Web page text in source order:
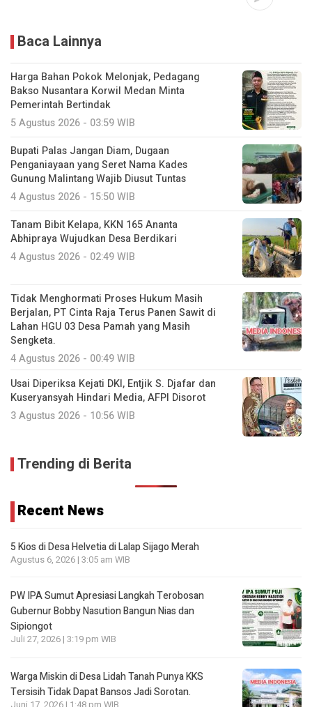
Baca Lainnya
Harga Bahan Pokok Melonjak, Pedagang
Bakso Nusantara Korwil Medan Minta
Pemerintah Bertindak
5 Agustus 2026 - 03:59 WIB
Bupati Palas Jangan Diam, Dugaan
Penganiayaan yang Seret Nama Kades
Gunung Malintang Wajib Diusut Tuntas
4 Agustus 2026 - 15:50 WIB
Tanam Bibit Kelapa, KKN 165 Ananta
Abhipraya Wujudkan Desa Berdikari
4 Agustus 2026 - 02:49 WIB
Tidak Menghormati Proses Hukum Masih
Berjalan, PT Cinta Raja Terus Panen Sawit di
Lahan HGU 03 Desa Pamah yang Masih
Sengketa.
4 Agustus 2026 - 00:49 WIB
Usai Diperiksa Kejati DKI, Entjik S. Djafar dan
Kuseryansyah Hindari Media, AFPI Disorot
3 Agustus 2026 - 10:56 WIB
Trending di Berita
Recent News
5 Kios di Desa Helvetia di Lalap Sijago Merah
Agustus 6, 2026 | 3:05 am WIB
PW IPA Sumut Apresiasi Langkah Terobosan
Gubernur Bobby Nasution Bangun Nias dan
Sipiongot
Juli 27, 2026 | 3:19 pm WIB
Warga Miskin di Desa Lidah Tanah Punya KKS
Tersisih Tidak Dapat Bansos Jadi Sorotan.